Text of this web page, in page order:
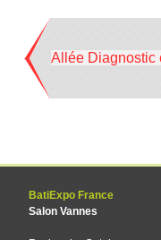
Allée Diagnostic
BatiExpo France
Salon Vannes